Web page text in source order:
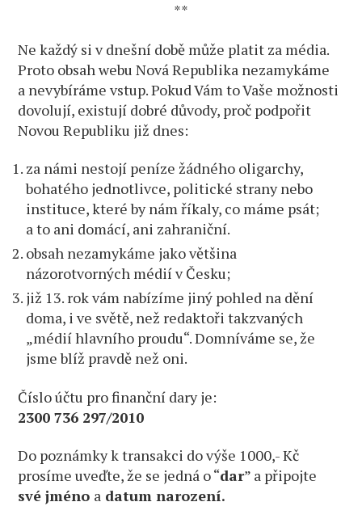
**
Ne každý si v dnešní době může platit za média.
Proto obsah webu Nová Republika nezamykáme
a nevybíráme vstup. Pokud Vám to Vaše možnosti
dovolují, existují dobré důvody, proč podpořit
Novou Republiku již dnes:
za námi nestojí peníze žádného oligarchy,
bohatého jednotlivce, politické strany nebo
instituce, které by nám říkaly, co máme psát;
a to ani domácí, ani zahraniční.
obsah nezamykáme jako většina
názorotvorných médií v Česku;
již 13. rok vám nabízíme jiný pohled na dění
doma, i ve světě, než redaktoři takzvaných
„médií hlavního proudu“. Domníváme se, že
jsme blíž pravdě než oni.
Číslo účtu pro finanční dary je:
2300 736 297/2010
Do poznámky k transakci do výše 1000,- Kč
prosíme uveďte, že se jedná o “dar” a připojte
své jméno a datum narození.